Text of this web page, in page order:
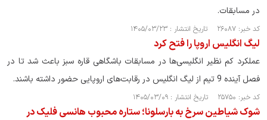
در مسابقات.
کد خبر: ۲۶۰۸۷ تاریخ انتشار : ۱۴۰۵/۰۳/۲۳
لیگ انگلیس اروپا را فتح کرد
عملکرد کم نظیر انگلیسی‌ها در مسابقات باشگاهی قاره سبز باعث شد تا در
فصل آینده 9 تیم از لیگ انگلیس در رقابت‌های اروپایی حضور داشته باشند.
کد خبر: ۲۵۷۵۰ تاریخ انتشار : ۱۴۰۵/۰۳/۰۹
شوک شیاطین سرخ به بارسلونا؛ ستاره محبوب هانسی فلیک در